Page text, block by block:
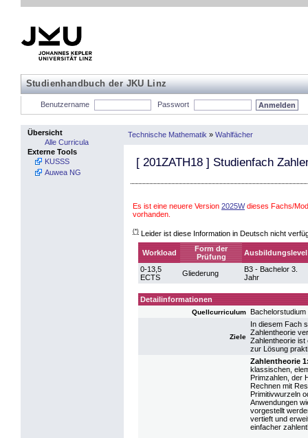
Studienhandbuch der JKU Linz
Benutzername Passwort
Übersicht
Alle Curricula
Externe Tools
KUSSS
Auwea NG
Technische Mathematik » Wahlfächer
[ 201ZATH18 ] Studienfach
Es ist eine neuere Version 2025Wdieses Fachs/
vorhanden.
(*) Leider ist diese Information in Deutsch nicht
Workload
Form der
Prüfung
Ausbildungslevel
0-13,5
ECTS
Gliederung
B3 - Bachelor 3.
Jahr
Detailinformationen
Quellcurriculum
Ziele
In diesem Fach
Zahlentheorie
Zahlentheorie ist
zur Lösung
Zahlentheorie
klassischen,
Primzahlen, der
Rechnen mit
Primitivwurzeln
Anwendungen
vorgestellt
vertieft und
einfacher